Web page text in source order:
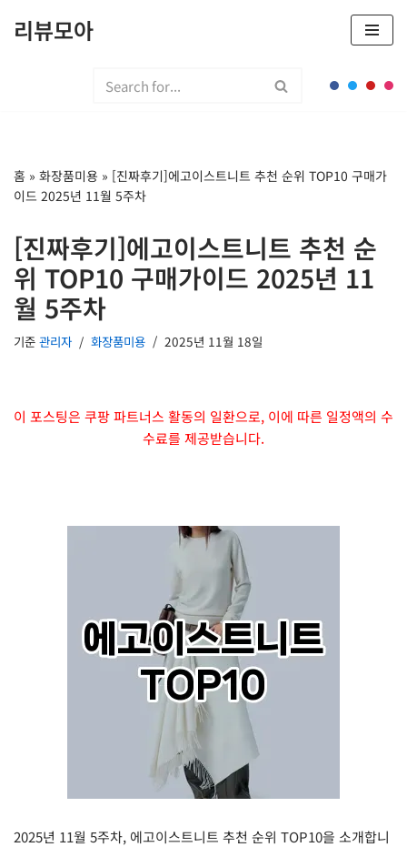
뛰
기
리뷰모아
홈 » 화장품미용 » [진짜후기]에고이스트니트 추천 순위 TOP10 구매가
이드 2025년 11월 5주차
[진짜후기]에고이스트니트 추천 순
위 TOP10 구매가이드 2025년 11
월 5주차
기준 관리자 화장품미용 2025년 11월 18일
이 포스팅은 쿠팡 파트너스 활동의 일환으로, 이에 따른 일정액의 수
수료를 제공받습니다.
2025년 11월 5주차, 에고이스트니트 추천 순위 TOP10을 소개합니